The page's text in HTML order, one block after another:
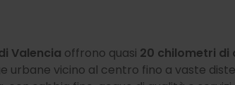
Valencia offrono quasi 20 chilometri
urbane vicino al centro fino a vaste